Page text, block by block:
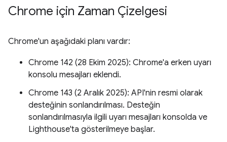
Chrome için Zaman Çizelgesi
Chrome'un aşağıdaki planı vardır:
Chrome 142 (28 Ekim 2025): Chrome'a erken uyarı
konsolu mesajları eklendi.
Chrome 143 (2 Aralık 2025): API'nin resmi olarak
desteğinin sonlandırılması. Desteğin
sonlandırılmasıyla ilgili uyarı mesajları konsolda ve
Lighthouse'ta gösterilmeye başlar.